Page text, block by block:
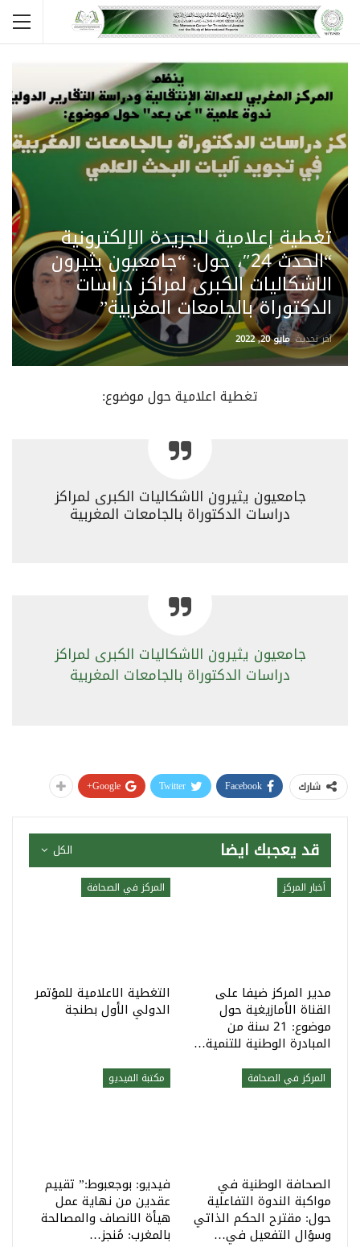
تغطية إعلامية للجريدة الإلكترونية
“الحدث 24″، حول: “جامعيون يثيرون
الاشكاليات الكبرى لمراكز دراسات
الدكتوراة بالجامعات المغربية”
آخر تحديثمايو 20, 2022
تغطية اعلامية حول موضوع:
جامعيون يثيرون الاشكاليات الكبرى لمراكز
دراسات الدكتوراة بالجامعات المغربية
جامعيون يثيرون الاشكاليات الكبرى لمراكز
دراسات الدكتوراة بالجامعات المغربية
شارك Facebook
Twitter
Google+
الكل قد يعجبك ايضا
أخبار المركز
مدير المركز ضيفا على
القناة الأمازيغية حول
موضوع: 21 سنة من
المبادرة الوطنية للتنمية…
المركز في الصحافة
التغطية الاعلامية للمؤتمر
الدولي الأول بطنجة
المركز في الصحافة
الصحافة الوطنية في
مواكبة الندوة التفاعلية
حول: مقترح الحكم الذاتي
وسؤال التفعيل في…
مكتبة الفيديو
فيديو: بوجعبوط:” تقييم
عقدين من نهاية عمل
هيأة الانصاف والمصالحة
بالمغرب: مُنجز…